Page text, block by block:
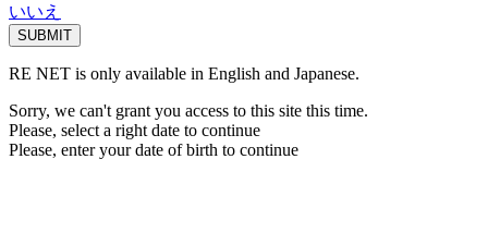
いいえ
RE NET is only available in English and Japanese.
Sorry, we can't grant you access to this site this time.
Please, select a right date to continue
Please, enter your date of birth to continue